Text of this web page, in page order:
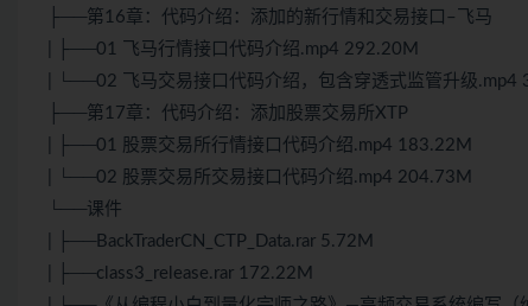
├──第16章：代码介绍：添加的新行情和交易接口–飞马
| ├──01 飞马行情接口代码介绍.mp4 292.20M
| └──02 飞马交易接口代码介绍，包含穿透式监管升级.mp4
├──第17章：代码介绍：添加股票交易所XTP
| ├──01 股票交易所行情接口代码介绍.mp4 183.22M
| └──02 股票交易所交易接口代码介绍.mp4 204.73M
└──课件
| ├──BackTraderCN_CTP_Data.rar 5.72M
| ├──class3_release.rar 172.22M